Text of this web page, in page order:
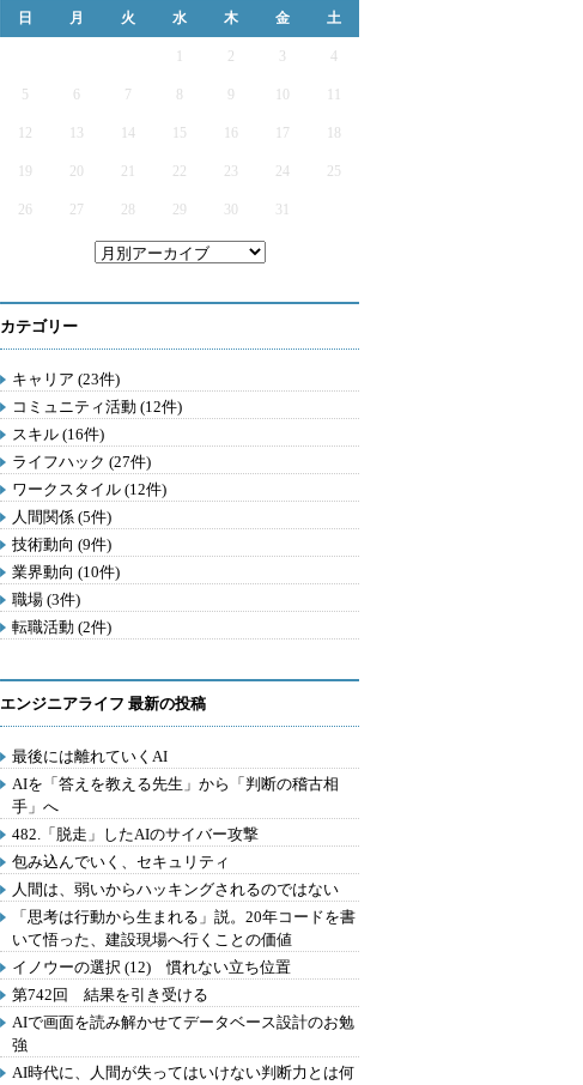
日 月 火 水 木 金 土
2 3 4
5 6 7 9
12 13 14 15 16 17
19 20 21 22 23 24 25
26 27 28 29 30 31
カテゴリー
キャリア (23件)
コミュニティ活動 (12件)
スキル (16件)
ライフハック (27件)
ワークスタイル (12件)
人間関係 (5件)
技術動向 (9件)
業界動向 (10件)
職場 (3件)
転職活動 (2件)
エンジニアライフ 最新の投稿
最後には離れていくAI
AIを「答えを教える先生」から「判断の稽古相
手」へ
482.「脱走」したAIのサイバー攻撃
包み込んでいく、セキュリティ
人間は、弱いからハッキングされるのではない
「思考は行動から生まれる」説。20年コードを書
いて悟った、建設現場へ行くことの価値
イノウーの選択 (12) 慣れない立ち位置
第742回 結果を引き受ける
AIで画面を読み解かせてデータベース設計のお勉
強
AI時代に、人間が失ってはいけない判断力とは何